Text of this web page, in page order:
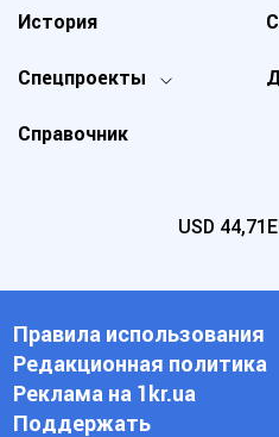
Спецпроекты
История
Справочник
USD 44,71
Правила использования
Редакционная политика
Реклама на 1kr.ua
Поддержать